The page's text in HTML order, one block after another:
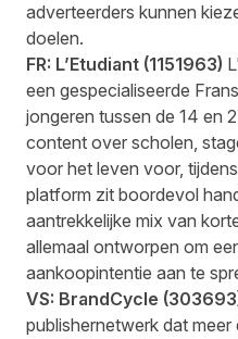
adverteerders kunnen
doelen.
FR: L’Etudiant (1151963)
een gespecialiseerde
jongeren tussen de 14 en
content over scholen,
voor het leven voor,
platform zit boordevol
aantrekkelijke mix van
allemaal ontworpen om
aankoopintentie aan te
VS: BrandCycle (303693
publishernetwerk dat